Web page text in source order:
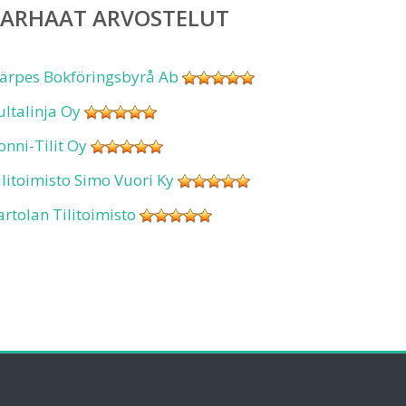
ARVOSTELUT
Bokföringsbyrå Ab
Oy
Tilit Oy
Simo Vuori Ky
Tilitoimisto